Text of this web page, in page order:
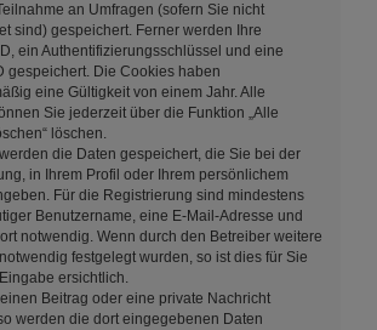
an Umfragen (sofern Sie nicht
sind) gespeichert. Ferner werden Ihre
ein Authentifizierungsschlüssel und eine
gespeichert. Die Cookies haben
eine Gültigkeit von einem Jahr. Alle
Sie jederzeit über die Funktion „Alle
löschen.
die Daten gespeichert, die Sie bei der
in Ihrem Profil oder Ihrem persönlichem
Für die Registrierung sind mindestens
Benutzername, eine E-Mail-Adresse und
notwendig. Wenn durch den Betreiber weitere
festgelegt wurden, so ist dies für Sie
ersichtlich.
Beitrag oder eine private Nachricht
werden die dort eingegebenen Daten